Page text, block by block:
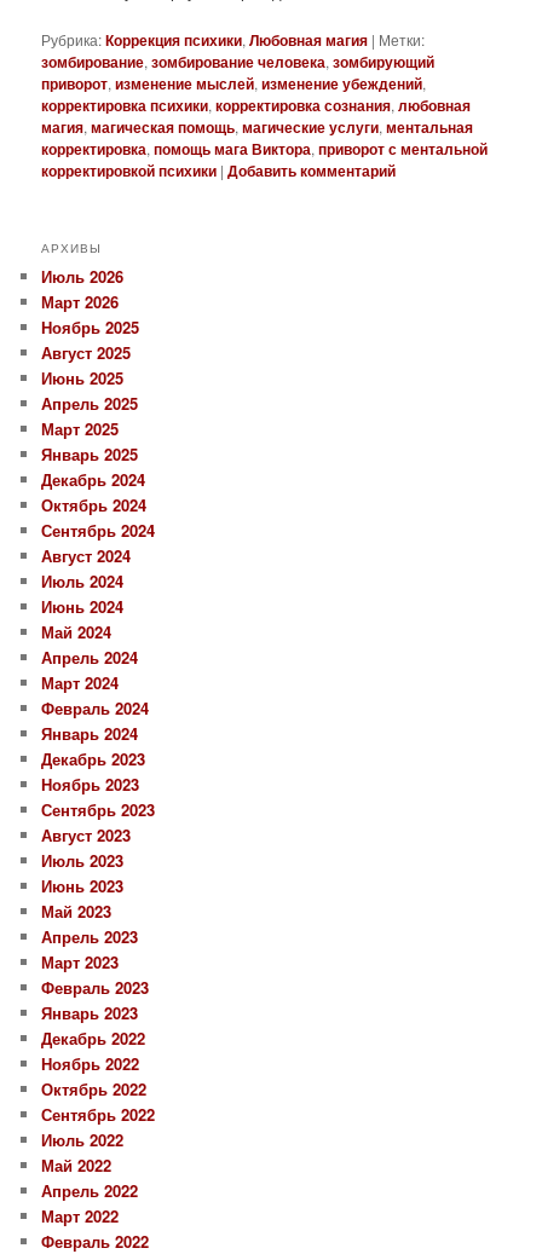
Рубрика:Коррекция психики,Любовная магия | Метки:
зомбирование,зомбирование человека,зомбирующий
приворот,изменение мыслей,изменение убеждений,
корректировка психики,корректировка сознания,любовная
магия,магическая помощь,магические услуги,ментальная
корректировка,помощь мага Виктора,приворот с ментальной
корректировкой психики |Добавить комментарий
АРХИВЫ
Июль 2026
Март 2026
Ноябрь 2025
Август 2025
Июнь 2025
Апрель 2025
Март 2025
Январь 2025
Декабрь 2024
Октябрь 2024
Сентябрь 2024
Август 2024
Июль 2024
Июнь 2024
Май 2024
Апрель 2024
Март 2024
Февраль 2024
Январь 2024
Декабрь 2023
Ноябрь 2023
Сентябрь 2023
Август 2023
Июль 2023
Июнь 2023
Май 2023
Апрель 2023
Март 2023
Февраль 2023
Январь 2023
Декабрь 2022
Ноябрь 2022
Октябрь 2022
Сентябрь 2022
Июль 2022
Май 2022
Апрель 2022
Март 2022
Февраль 2022